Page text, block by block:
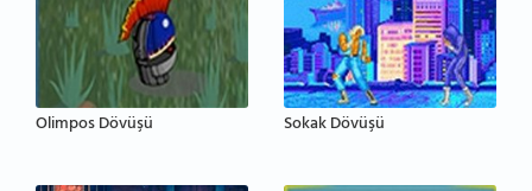
Olimpos Dövüşü Sokak Dövüşü